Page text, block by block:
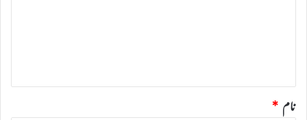
نام *